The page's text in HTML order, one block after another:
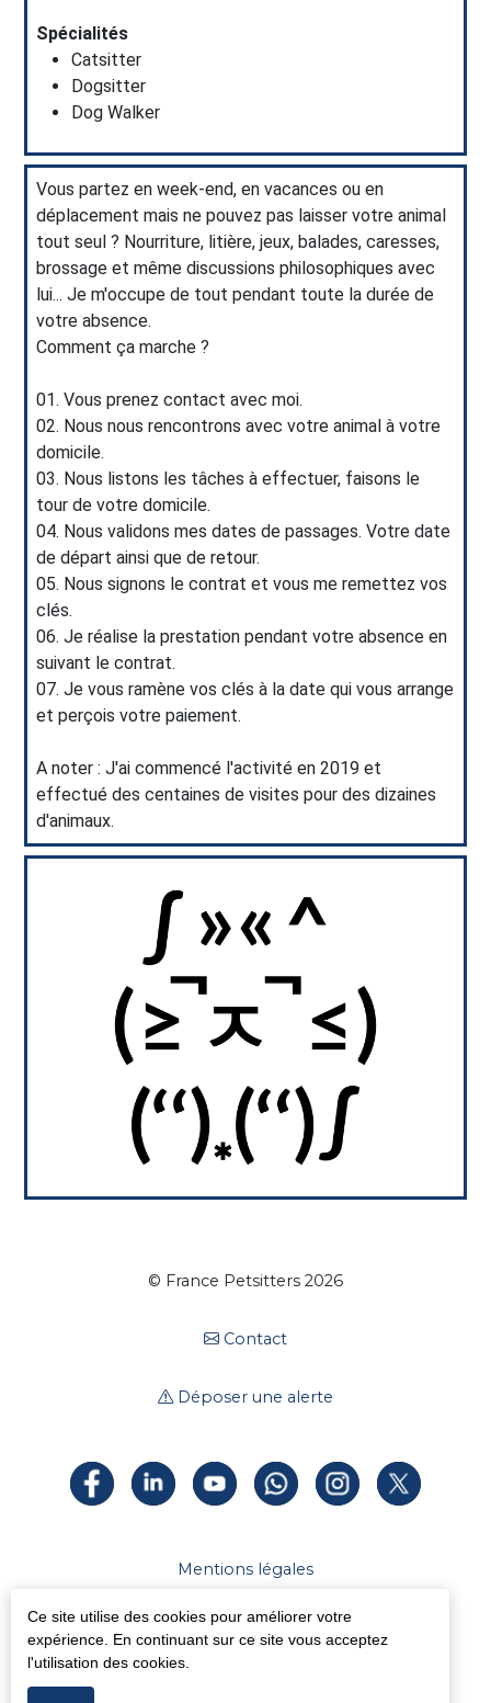
Spécialités
Catsitter
Dogsitter
Dog Walker
Vous partez en week-end, en vacances ou en
déplacement mais ne pouvez pas laisser votre animal
tout seul ? Nourriture, litière, jeux, balades, caresses,
brossage et même discussions philosophiques avec
lui... Je m'occupe de tout pendant toute la durée de
votre absence.
Comment ça marche ?
01. Vous prenez contact avec moi.
02. Nous nous rencontrons avec votre animal à votre
domicile.
03. Nous listons les tâches à effectuer, faisons le
tour de votre domicile.
04. Nous validons mes dates de passages. Votre date
de départ ainsi que de retour.
05. Nous signons le contrat et vous me remettez vos
clés.
06. Je réalise la prestation pendant votre absence en
suivant le contrat.
07. Je vous ramène vos clés à la date qui vous arrange
et perçois votre paiement.
A noter : J'ai commencé l'activité en 2019 et
effectué des centaines de visites pour des dizaines
Previous
© France Petsitters 2026
Contact
Déposer une alerte
Mentions légales
Espace Presse
Ce site utilise des cookies pour améliorer votre
expérience. En continuant sur ce site vous acceptez
l'utilisation des cookies.